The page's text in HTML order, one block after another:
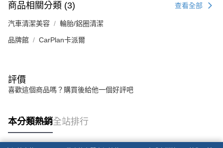
商品相關分類 (3) 查看全部
汽車清潔美容 輪胎/鋁圈清潔
品牌館 CarPlan卡派爾
評價
喜歡這個商品嗎？購買後給他一個好評吧
本分類熱銷全站排行